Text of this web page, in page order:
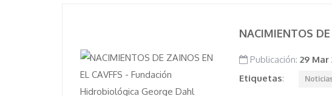
NACIMIENTOS
Publicación: 29 Mar
Etiquetas: